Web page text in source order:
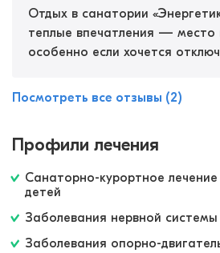
Отдых в санатории
теплые впечатления — место
особенно если хочется
пахнет соснами и травами,
как тело расслабляется.
гидромассаж, ароматерапия и
восстанавливается. Номер
разнообразное и главное
Посмотреть все отзывы (2)
Профили лечения
Санаторно-курортное
детей
Заболевания нервной системы
Заболевания опорно-